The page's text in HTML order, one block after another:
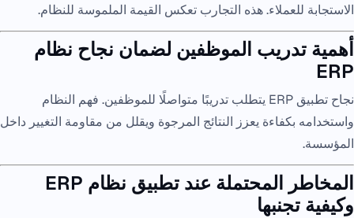
الاستجابة للعملاء. هذه التجارب تعكس القيمة الملموسة للنظام.
أهمية تدريب الموظفين لضمان نجاح نظام
ERP
نجاح تطبيق ERP يتطلب تدريبًا متواصلًا للموظفين. فهم النظام
واستخدامه بكفاءة يعزز النتائج المرجوة ويقلل من مقاومة التغيير داخل
المؤسسة.
المخاطر المحتملة عند تطبيق نظام ERP
وكيفية تجنبها